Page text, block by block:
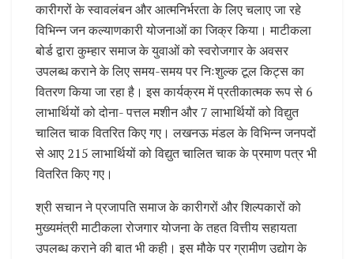
कारीगरों के स्वावलंबन और आत्मनिर्भरता के लिए चलाए जा रहे
विभिन्न जन कल्याणकारी योजनाओं का जिक्र किया। माटीकला
बोर्ड द्वारा कुम्हार समाज के युवाओं को स्वरोजगार के अवसर
उपलब्ध कराने के लिए समय-समय पर निःशुल्क टूल किट्स का
वितरण किया जा रहा है। इस कार्यक्रम में प्रतीकात्मक रूप से 6
लाभार्थियों को दोना- पत्तल मशीन और 7 लाभार्थियों को विद्युत
चालित चाक वितरित किए गए। लखनऊ मंडल के विभिन्न जनपदों
से आए 215 लाभार्थियों को विद्युत चालित चाक के प्रमाण पत्र भी
वितरित किए गए।
श्री सचान ने प्रजापति समाज के कारीगरों और शिल्पकारों को
मुख्यमंत्री माटीकला रोजगार योजना के तहत वित्तीय सहायता
उपलब्ध कराने की बात भी कही। इस मौके पर ग्रामीण उद्योग के